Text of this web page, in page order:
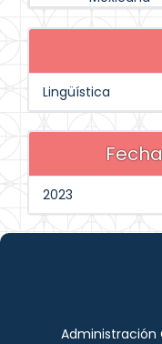
Lingüística
2023
Administración